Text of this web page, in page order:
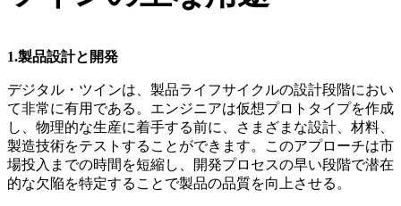
1.製品設計と開発
デジタル・ツインは、製品ライフサイクルの設計段階におい
て非常に有用である。エンジニアは仮想プロトタイプを作成
し、物理的な生産に着手する前に、さまざまな設計、材料、
製造技術をテストすることができます。このアプローチは市
場投入までの時間を短縮し、開発プロセスの早い段階で潜在
的な欠陥を特定することで製品の品質を向上させる。